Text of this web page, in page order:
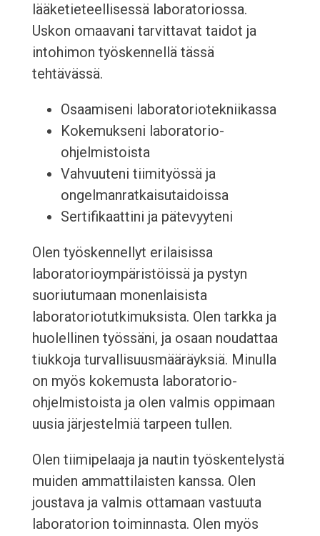
lääketieteellisessä laboratoriossa.
Uskon omaavani tarvittavat taidot ja
intohimon työskennellä tässä
tehtävässä.
Osaamiseni laboratoriotekniikassa
Kokemukseni laboratorio-
ohjelmistoista
Vahvuuteni tiimityössä ja
ongelmanratkaisutaidoissa
Sertifikaattini ja pätevyyteni
Olen työskennellyt erilaisissa
laboratorioympäristöissä ja pystyn
suoriutumaan monenlaisista
laboratoriotutkimuksista. Olen tarkka ja
huolellinen työssäni, ja osaan noudattaa
tiukkoja turvallisuusmääräyksiä. Minulla
on myös kokemusta laboratorio-
ohjelmistoista ja olen valmis oppimaan
uusia järjestelmiä tarpeen tullen.
Olen tiimipelaaja ja nautin työskentelystä
muiden ammattilaisten kanssa. Olen
joustava ja valmis ottamaan vastuuta
laboratorion toiminnasta. Olen myös